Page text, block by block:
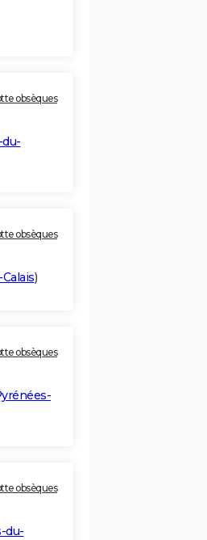
obsèques
obsèques
)
obsèques
obsèques
du-